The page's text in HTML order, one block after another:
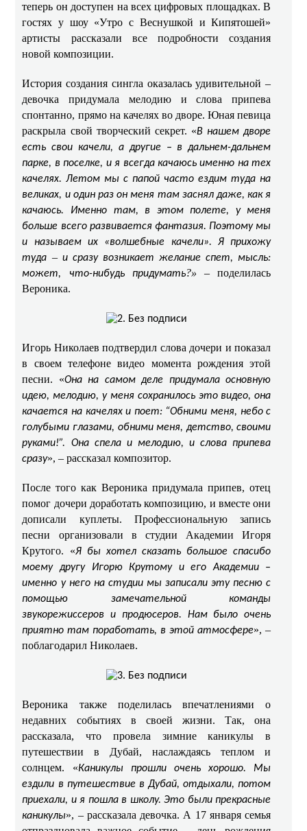
теперь он доступен на всех цифровых площадках. В
гостях у шоу «Утро с Веснушкой и Кипятошей»
артисты рассказали все подробности создания
новой композиции.
История создания сингла оказалась удивительной –
девочка придумала мелодию и слова припева
спонтанно, прямо на качелях во дворе. Юная певица
раскрыла свой творческий секрет. «В нашем дворе
есть свои качели, а другие – в дальнем-дальнем
парке, в поселке, и я всегда качаюсь именно на тех
качелях. Летом мы с папой часто ездим туда на
великах, и один раз он меня там заснял даже, как я
качаюсь. Именно там, в этом полете, у меня
больше всего развивается фантазия. Поэтому мы
и называем их «волшебные качели». Я прихожу
туда – и сразу возникает желание спет, мысль:
может, что-нибудь придумать?»– поделилась
Вероника.
Игорь Николаев подтвердил слова дочери и показал
в своем телефоне видео момента рождения этой
песни. «Она на самом деле придумала основную
идею, мелодию, у меня сохранилось это видео, она
качается на качелях и поет: “Обними меня, небо с
голубыми глазами, обними меня, детство, своими
руками!”. Она спела и мелодию, и слова припева
сразу», – рассказал композитор.
После того как Вероника придумала припев, отец
помог дочери доработать композицию, и вместе они
дописали куплеты. Профессиональную запись
песни организовали в студии Академии Игоря
Крутого. «Я бы хотел сказать большое спасибо
моему другу Игорю Крутому и его Академии –
именно у него на студии мы записали эту песню с
помощью замечательной команды
звукорежиссеров и продюсеров. Нам было очень
приятно там поработать, в этой атмосфере», –
поблагодарил Николаев.
Вероника также поделилась впечатлениями о
недавних событиях в своей жизни. Так, она
рассказала, что провела зимние каникулы в
путешествии в Дубай, наслаждаясь теплом и
солнцем. «Каникулы прошли очень хорошо. Мы
ездили в путешествие в Дубай, отдыхали, потом
приехали, и я пошла в школу. Это были прекрасные
каникулы», – рассказала девочка. А 17 января семья